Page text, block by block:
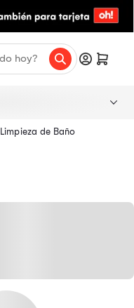
Limpieza de Baño